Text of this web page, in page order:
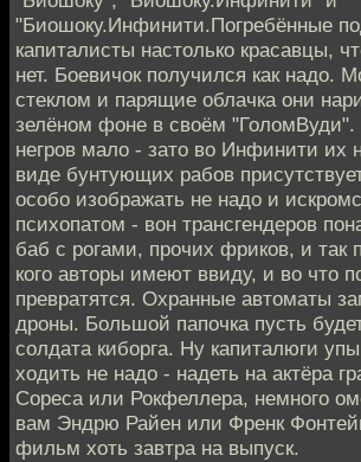
"Биошоку.Инфинити.Погребённые
капиталисты настолько красавцы,
нет. Боевичок получился как надо.
стеклом и парящие облачка они
зелёном фоне в своём "ГоломВуди".
негров мало - зато во Инфинити их
виде бунтующих рабов
особо изображать не надо и
психопатом - вон трансгендеров
баб с рогами, прочих фриков, и так
кого авторы имеют ввиду, и во что
превратятся. Охранные автоматы
дроны. Большой папочка пусть
солдата киборга. Ну капиталюги
ходить не надо - надеть на актёра
Сореса или Рокфеллера, немного
вам Эндрю Райен или Френк
фильм хоть завтра на выпуск.